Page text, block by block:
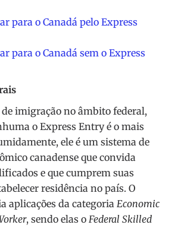
para o Canadá pelo Express
para o Canadá sem o Express
imigração no âmbito federal,
o Express Entry é o mais
ele é um sistema de
canadense que convida
e que cumprem suas
residência no país. O
aplicações da categoria Economic
, sendo elas o Federal Skilled